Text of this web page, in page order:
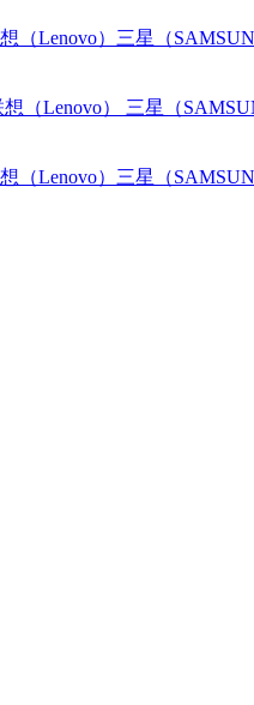
（Lenovo） 三星（
（Lenovo） 三星（
（Lenovo） 三星（